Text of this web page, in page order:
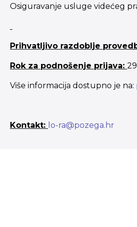
Osiguravanje usluge videćeg
Prihvatljivo razdoblje
Rok za podnošenje prijava:
Više informacija dostupno je na:
Kontakt: lo-ra@pozega.hr